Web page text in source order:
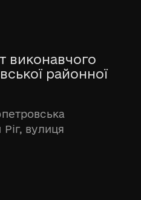
виконавчого
районної
вулиця